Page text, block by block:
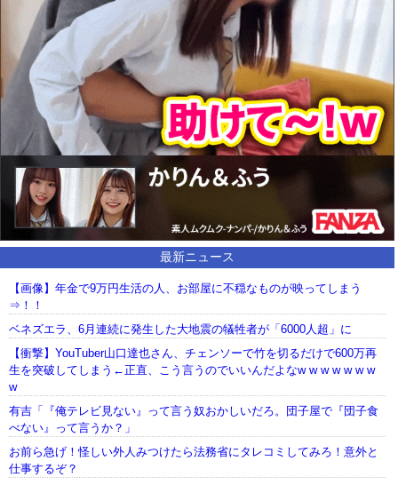
最新ニュース
【画像】年金で9万円生活の人、お部屋に不穏なものが映ってしまう
⇒！！
ベネズエラ、6月連続に発生した大地震の犠牲者が「6000人超」に
【衝撃】YouTuber山口達也さん、チェンソーで竹を切るだけで600万再
生を突破してしまう←正直、こう言うのでいいんだよなw w w w w w w
w
有吉「『俺テレビ見ない』って言う奴おかしいだろ。団子屋で『団子食
べない』って言うか？」
お前ら急げ！怪しい外人みつけたら法務省にタレコミしてみろ！意外と
仕事するぞ？